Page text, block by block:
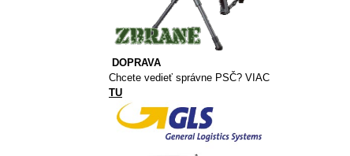
DOPRAVA
Chcete vedieť správne PSČ? VIAC
TU